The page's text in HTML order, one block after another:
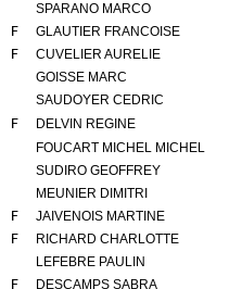
SPARANO MARCO
F GLAUTIER FRANCOISE
F CUVELIER AURELIE
GOISSE MARC
SAUDOYER CEDRIC
F DELVIN REGINE
FOUCART MICHEL MICHEL
SUDIRO GEOFFREY
MEUNIER DIMITRI
F JAIVENOIS MARTINE
F RICHARD CHARLOTTE
LEFEBRE PAULIN
F DESCAMPS SABRA